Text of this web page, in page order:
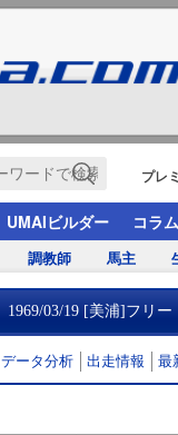
プレ
UMAIビルダー コラム
調教師 馬主
1969/03/19 [美浦]フリ
データ分析 出走情報 最